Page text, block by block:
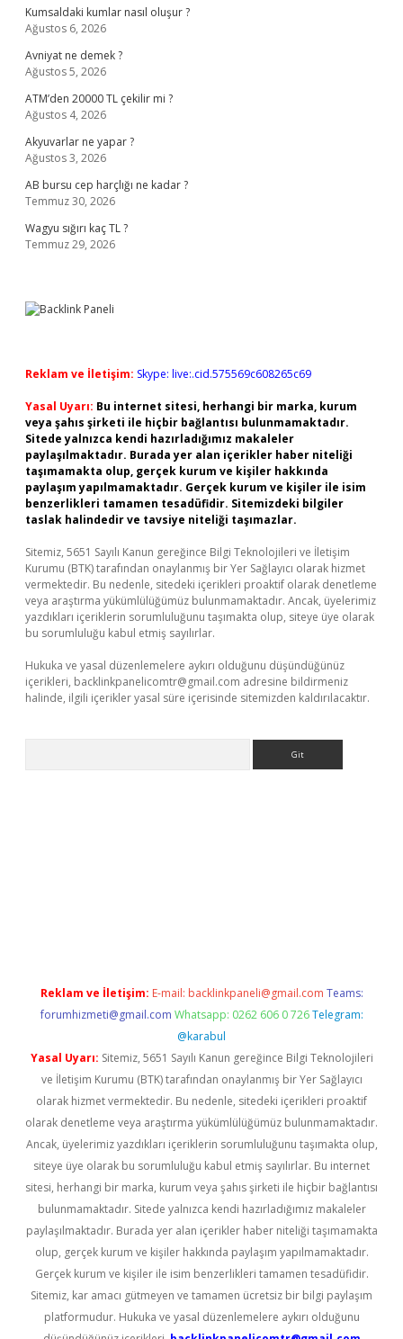
Kumsaldaki kumlar nasıl oluşur ?
Ağustos 6, 2026
Avniyat ne demek ?
Ağustos 5, 2026
ATM’den 20000 TL çekilir mi ?
Ağustos 4, 2026
Akyuvarlar ne yapar ?
Ağustos 3, 2026
AB bursu cep harçlığı ne kadar ?
Temmuz 30, 2026
Wagyu sığırı kaç TL ?
Temmuz 29, 2026
Reklam ve İletişim: Skype: live:.cid.575569c608265c69
Yasal Uyarı: Bu internet sitesi, herhangi bir marka, kurum
veya şahıs şirketi ile hiçbir bağlantısı bulunmamaktadır.
Sitede yalnızca kendi hazırladığımız makaleler
paylaşılmaktadır. Burada yer alan içerikler haber niteliği
taşımamakta olup, gerçek kurum ve kişiler hakkında
paylaşım yapılmamaktadır. Gerçek kurum ve kişiler ile isim
benzerlikleri tamamen tesadüfidir. Sitemizdeki bilgiler
taslak halindedir ve tavsiye niteliği taşımazlar.
Sitemiz, 5651 Sayılı Kanun gereğince Bilgi Teknolojileri ve İletişim
Kurumu (BTK) tarafından onaylanmış bir Yer Sağlayıcı olarak hizmet
vermektedir. Bu nedenle, sitedeki içerikleri proaktif olarak denetleme
veya araştırma yükümlülüğümüz bulunmamaktadır. Ancak, üyelerimiz
yazdıkları içeriklerin sorumluluğunu taşımakta olup, siteye üye olarak
bu sorumluluğu kabul etmiş sayılırlar.
Hukuka ve yasal düzenlemelere aykırı olduğunu düşündüğünüz
içerikleri, backlinkpanelicomtr@gmail.com adresine bildirmeniz
halinde, ilgili içerikler yasal süre içerisinde sitemizden kaldırılacaktır.
Reklam ve İletişim: E-mail: backlinkpaneli@gmail.com Teams:
forumhizmeti@gmail.com Whatsapp: 0262 606 0 726 Telegram:
@karabul
Yasal Uyarı: Sitemiz, 5651 Sayılı Kanun gereğince Bilgi Teknolojileri
ve İletişim Kurumu (BTK) tarafından onaylanmış bir Yer Sağlayıcı
olarak hizmet vermektedir. Bu nedenle, sitedeki içerikleri proaktif
olarak denetleme veya araştırma yükümlülüğümüz bulunmamaktadır.
Ancak, üyelerimiz yazdıkları içeriklerin sorumluluğunu taşımakta olup,
siteye üye olarak bu sorumluluğu kabul etmiş sayılırlar. Bu internet
sitesi, herhangi bir marka, kurum veya şahıs şirketi ile hiçbir bağlantısı
bulunmamaktadır. Sitede yalnızca kendi hazırladığımız makaleler
paylaşılmaktadır. Burada yer alan içerikler haber niteliği taşımamakta
olup, gerçek kurum ve kişiler hakkında paylaşım yapılmamaktadır.
Gerçek kurum ve kişiler ile isim benzerlikleri tamamen tesadüfidir.
Sitemiz, kar amacı gütmeyen ve tamamen ücretsiz bir bilgi paylaşım
platformudur. Hukuka ve yasal düzenlemelere aykırı olduğunu